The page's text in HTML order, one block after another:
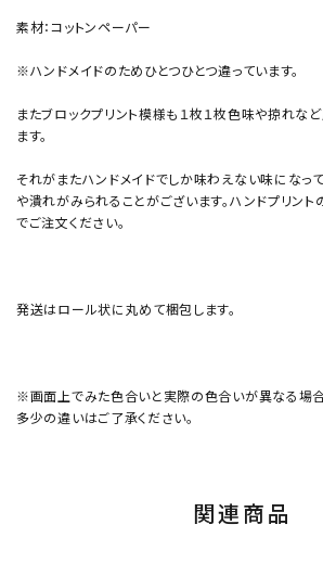
素材：コットンペーパー
※ハンドメイドのためひとつひとつ違っています。
またブロックプリント模様も１枚１枚色味や掠れな
ます。
それがまたハンドメイドでしか味わえない味になっ
や潰れがみられることがございます。ハンドプリン
でご注文ください。
発送はロール状に丸めて梱包します。
※画面上でみた色合いと実際の色合いが異なる場
多少の違いはご了承ください。
関連商品